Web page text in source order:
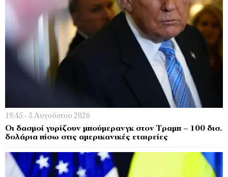
19:45 - 5 Αυγούστου 2026
Οι δασμοί γυρίζουν μπούμερανγκ στον Τραμπ – 100 δισ.
δολάρια πίσω στις αμερικανικές εταιρείες